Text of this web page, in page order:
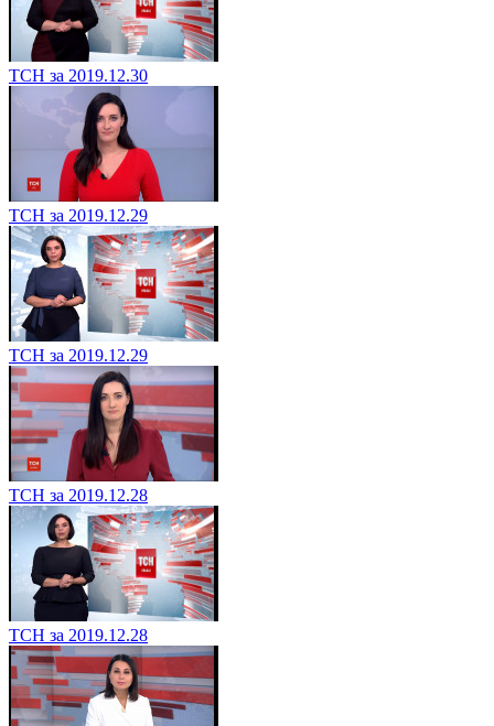
ТСН за 2019.12.30
ТСН за 2019.12.29
ТСН за 2019.12.29
ТСН за 2019.12.28
ТСН за 2019.12.28